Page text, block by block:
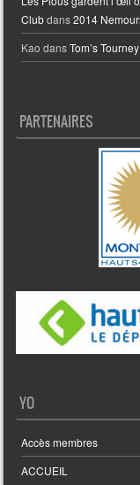
Clubdans2014
Kao dansTom’s
PARTENAIRES
YO
Accès membres
ACCUEIL